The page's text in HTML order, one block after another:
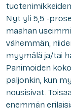
Nyt yli 5,5 -
maahan
vähemmän,
myymälä ja/tai
Panimoiden
paljonkin, kun
nousisivat.
enemmän